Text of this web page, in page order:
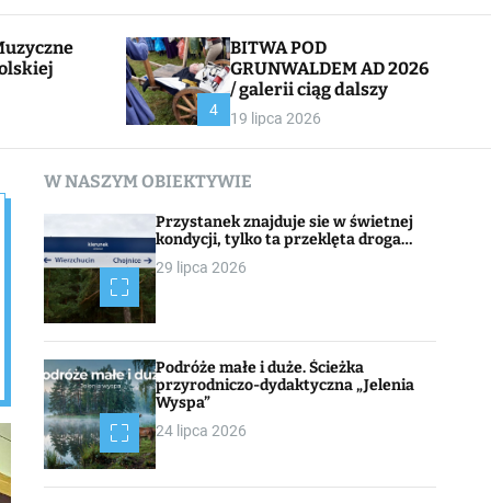
l
c
4
BITWA POD
GRUNWALDEM AD 2026
/ galerii ciąg dalszy
19 lipca 2026
W NASZYM OBIEKTYWIE
Przystanek znajduje sie w świetnej
kondycji, tylko ta przeklęta droga…
29 lipca 2026
Podróże małe i duże. Ścieżka
przyrodniczo-dydaktyczna „Jelenia
Wyspa”
24 lipca 2026